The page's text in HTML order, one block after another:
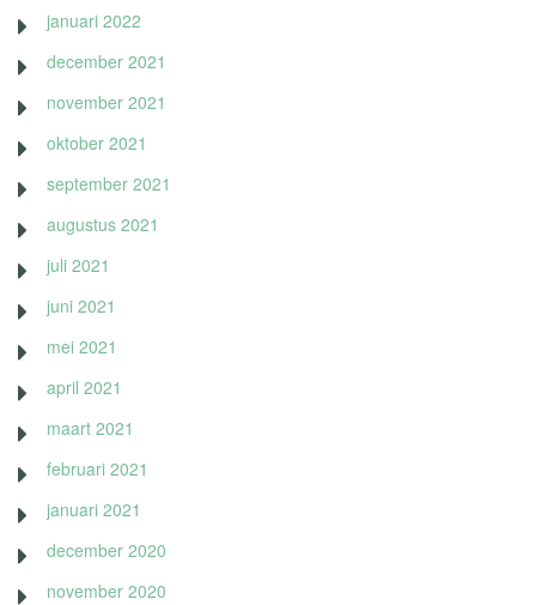
januari 2022
december 2021
november 2021
oktober 2021
september 2021
augustus 2021
juli 2021
juni 2021
mei 2021
april 2021
maart 2021
februari 2021
januari 2021
december 2020
november 2020